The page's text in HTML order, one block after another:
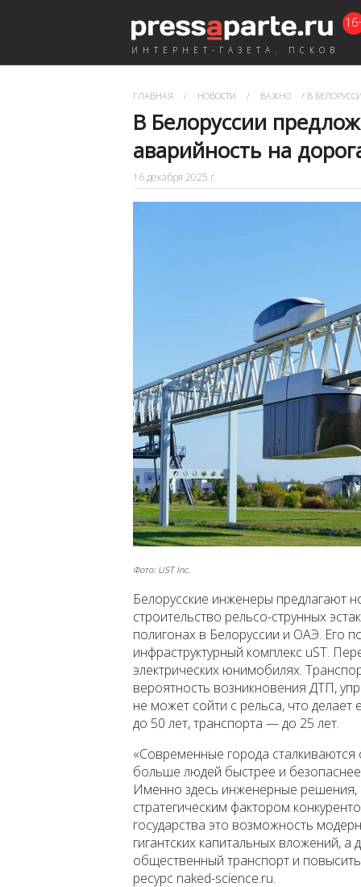
ИНТЕРНЕТ-ГАЗЕТА. ПСКОВ
ГЛАВНАЯ / НОВОСТИ / ВАЖНО / В
В Белоруссии
аварийность на
16 декабря 2025 г.
Фото: UST Inc.
Белорусские инженеры предлагают
строительство рельсо-струнных
полигонах в Белоруссии и ОАЭ. Его
инфраструктурный комплекс uST.
электрических юнимобилях.
вероятность возникновения ДТП,
не может сойти с рельса, что
до 50 лет, транспорта — до 25 лет.
«Современные города
больше людей быстрее и
Именно здесь инженерные решения,
стратегическим фактором
государства это возможность
гигантских капитальных вложений,
общественный транспорт и
ресурс naked-science.ru.